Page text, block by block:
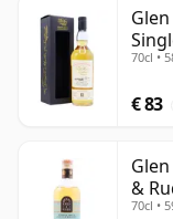
70cl •
€ 83
&
70cl •